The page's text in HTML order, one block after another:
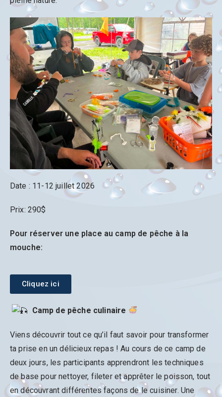
Date : 11-12 juillet 2026
Prix: 290$
Pour réserver une place au camp de pêche à la
mouche:
Cliquez ici
Camp de pêche culinaire
Viens découvrir tout ce qu’il faut savoir pour transformer
ta prise en un délicieux repas ! Au cours de ce camp de
deux jours, les participants apprendront les techniques
de base pour nettoyer, fileter et apprêter le poisson, tout
en découvrant différentes façons de le cuisiner. Une